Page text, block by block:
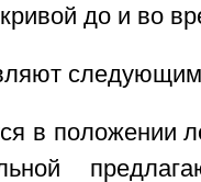
до и во
в положении